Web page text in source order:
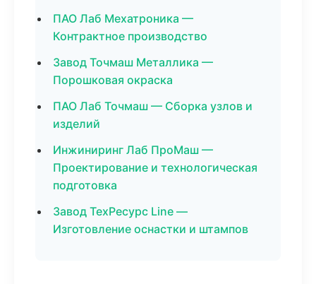
ПАО Лаб Мехатроника —
Контрактное производство
Завод Точмаш Металлика —
Порошковая окраска
ПАО Лаб Точмаш — Сборка узлов и
изделий
Инжиниринг Лаб ПроМаш —
Проектирование и технологическая
подготовка
Завод ТехРесурс Line —
Изготовление оснастки и штампов